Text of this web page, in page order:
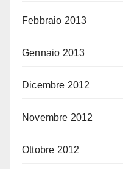
Febbraio 2013
Gennaio 2013
Dicembre 2012
Novembre 2012
Ottobre 2012